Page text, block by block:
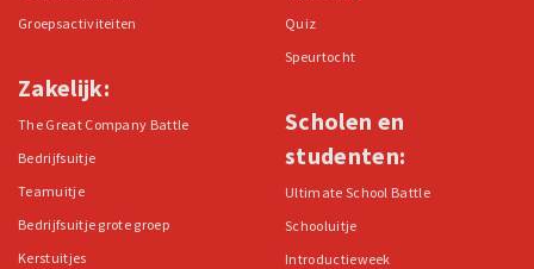
Groepsactiviteiten
Zakelijk:
The Great Company Battle
Bedrijfsuitje
Teamuitje
Bedrijfsuitje grote groep
Kerstuitjes
Quiz
Speurtocht
Scholen en
studenten:
Ultimate School Battle
Schooluitje
Introductieweek